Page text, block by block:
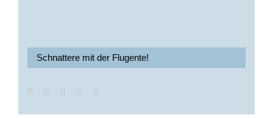
Schnattere mit der Flugente!